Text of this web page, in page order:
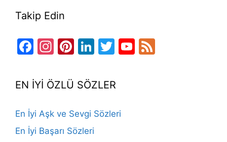
Takip Edin
Facebook
Instagram
Pinterest
LinkedIn
TwitterYouTube
EN İYİ ÖZLÜ SÖZLER
En İyi Aşk ve Sevgi Sözleri
En İyi Başarı Sözleri